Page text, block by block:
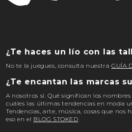
¿Te haces un lío con las
No te la juegues, consulta nuestra GUÍA
¿Te encantan las marcas
A nosotros sí. Qué significan los
cuáles las últimas tendencias en moda
Tendencias, arte, música, cosas que
eso en el BLOG STOKED